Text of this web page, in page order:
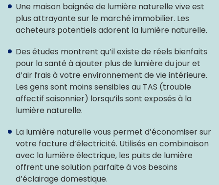
Une maison baignée de lumière naturelle vive est
plus attrayante sur le marché immobilier. Les
acheteurs potentiels adorent la lumière naturelle.
Des études montrent qu’il existe de réels bienfaits
pour la santé à ajouter plus de lumière du jour et
d’air frais à votre environnement de vie intérieure.
Les gens sont moins sensibles au TAS (trouble
affectif saisonnier) lorsqu’ils sont exposés à la
lumière naturelle.
La lumière naturelle vous permet d’économiser sur
votre facture d’électricité. Utilisés en combinaison
avec la lumière électrique, les puits de lumière
offrent une solution parfaite à vos besoins
d’éclairage domestique.